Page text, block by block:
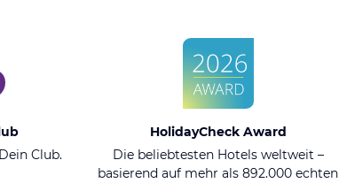
Club.
HolidayCheck Award
Die beliebtesten Hotels weltweit –
basierend auf mehr als 892.000 echten